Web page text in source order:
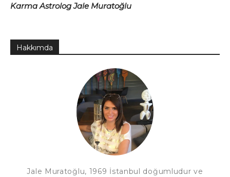
Karma Astrolog Jale Muratoğlu
Hakkımda
Jale Muratoğlu, 1969 İstanbul doğumludur ve